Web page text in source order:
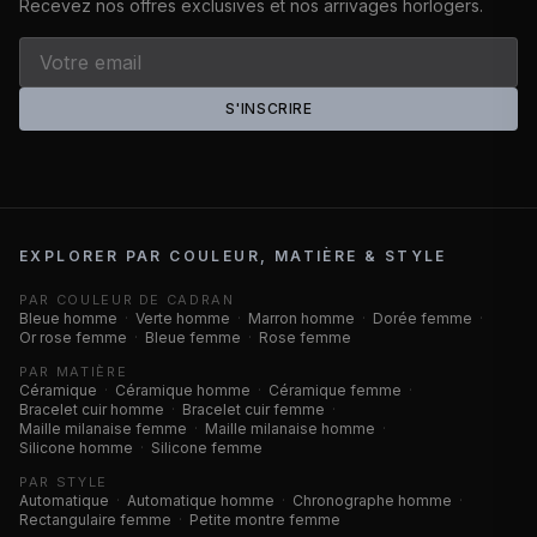
Recevez nos offres exclusives et nos arrivages horlogers.
S'INSCRIRE
EXPLORER PAR COULEUR, MATIÈRE & STYLE
PAR COULEUR DE CADRAN
Bleue homme · Verte homme · Marron homme · Dorée femme ·
Or rose femme · Bleue femme · Rose femme
PAR MATIÈRE
Céramique · Céramique homme · Céramique femme ·
Bracelet cuir homme · Bracelet cuir femme ·
Maille milanaise femme · Maille milanaise homme ·
Silicone homme · Silicone femme
PAR STYLE
Automatique · Automatique homme · Chronographe homme ·
Rectangulaire femme · Petite montre femme